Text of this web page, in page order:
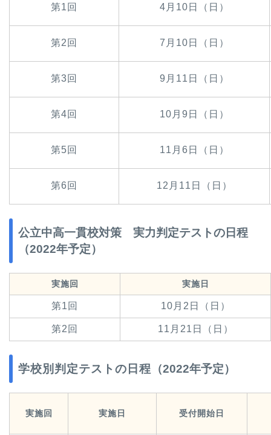
第1回 4月10日（日）
第2回 7月10日（日）
第3回 9月11日（日）
第4回 10月9日（日）
第5回 11月6日（日）
第6回 12月11日（日）
公立中高一貫校対策 実力判定テストの日程
（2022年予定）
実施回 実施日
第1回 10月2日（日）
第2回 11月21日（日）
学校別判定テストの日程 （2022年予定）
実施回 実施日 受付開始日